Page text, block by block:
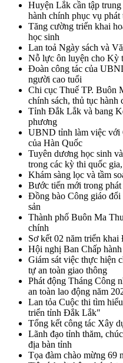
Huyện Lắk cần tập
hành chính phục vụ
Tăng cường triển khai
học sinh
Lan toả Ngày sách và
Nỗ lực ôn luyện cho Kỳ
Đoàn công tác của
người cao tuổi
Chi cục Thuế TP. Buôn
chính sách, thủ tục hành
Tỉnh Đắk Lắk và bang
phương
UBND tỉnh làm việc với
của Hàn Quốc
Tuyên dương học sinh
trong các kỳ thi quốc
Khám sàng lọc và tầm
Bước tiến mới trong
Đồng bào Công giáo đổi
sản
Thành phố Buôn Ma
chính
Sơ kết 02 năm triển
Hội nghị Ban Chấp
Giám sát việc thực hiện
tự an toàn giao thông
Phát động Tháng Công
an toàn lao động năm
Lan tỏa Cuộc thi tìm
triển tỉnh Đắk Lắk"
Tổng kết công tác Xây
Lãnh đạo tỉnh thăm,
địa bàn tỉnh
Tọa đàm chào mừng 69